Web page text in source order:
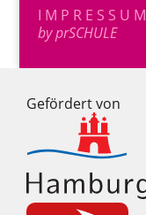
I M P R E S S U M
byprSCHULE
Gefördert von